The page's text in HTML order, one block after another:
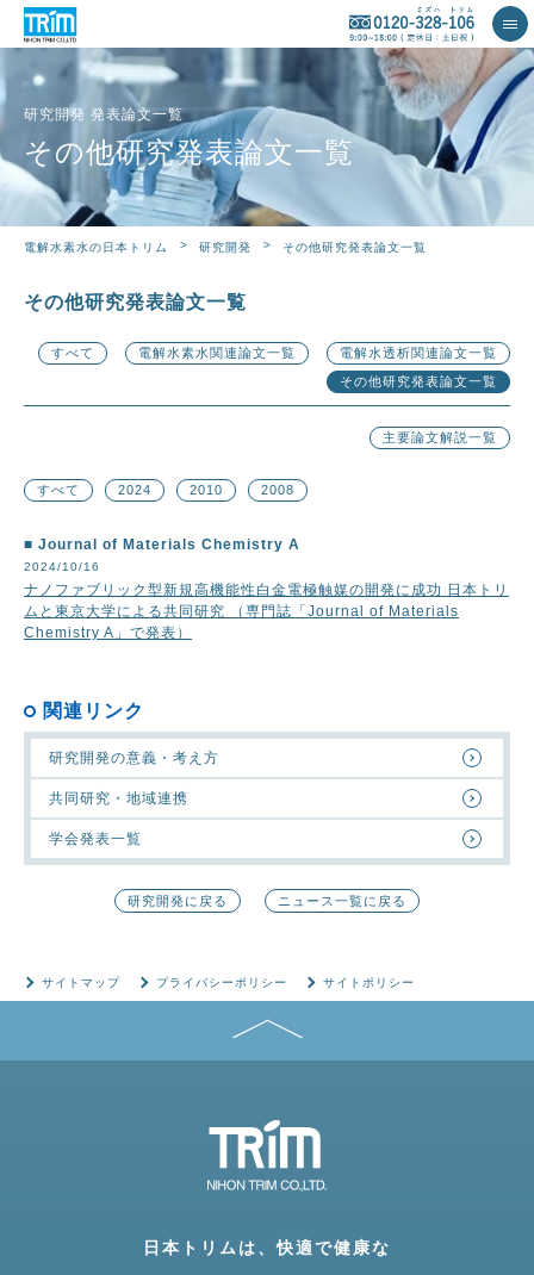
研究開発 発表論文一覧
その他研究発表論文一覧
電解水素水の日本トリム 研究開発 その他研究発表論文一覧
その他研究発表論文一覧
すべて 電解水素水関連論文一覧
電解水透析関連論文一覧
その他研究発表論文一覧
主要論文解説一覧
すべて 2024 2010 2008
Journal of Materials Chemistry A
2024/10/16
ナノファブリック型新規高機能性白金電極触媒の開発に成功 日本トリ
ムと東京大学による共同研究 （専門誌「Journal of Materials
Chemistry A」で発表）
関連リンク
研究開発の意義・考え方
共同研究・地域連携
学会発表一覧
研究開発に戻る ニュース一覧に戻る
サイトマップ プライバシーポリシー サイトポリシー
日本トリムは、快適で健康な